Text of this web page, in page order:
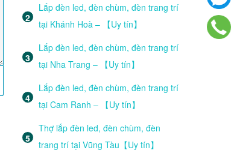
Lắp đèn led, đèn chùm, đèn trang trí
tại Khánh Hoà – 【Uy tín】
Lắp đèn led, đèn chùm, đèn trang trí
tại Nha Trang – 【Uy tín】
Lắp đèn led, đèn chùm, đèn trang trí
tại Cam Ranh – 【Uy tín】
Thợ lắp đèn led, đèn chùm, đèn
trang trí tại Vũng Tàu【Uy tín】